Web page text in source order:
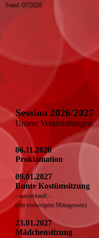
Stand: 07/2026
Session 2026/2027
Unsere Veranstaltungen:
06.11.2026
Proklamation
09.01.2027
Bunte Kostümsitzung
- ausverkauft -
(mit vorherigem Mittagessen)
23.01.2027
Mädchensitzung